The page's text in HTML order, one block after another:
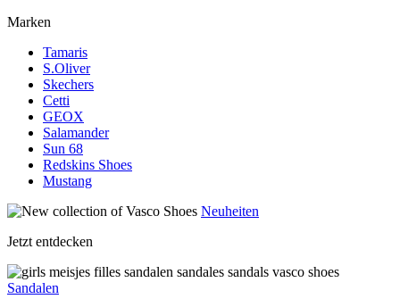
Marken
Tamaris
S.Oliver
Skechers
Cetti
GEOX
Salamander
Sun 68
Redskins Shoes
Mustang
Neuheiten
Jetzt entdecken
Sandalen